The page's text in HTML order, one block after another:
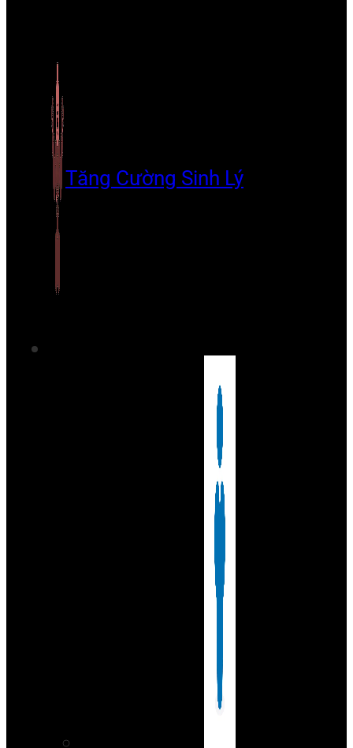
Tăng Cường Sinh Lý